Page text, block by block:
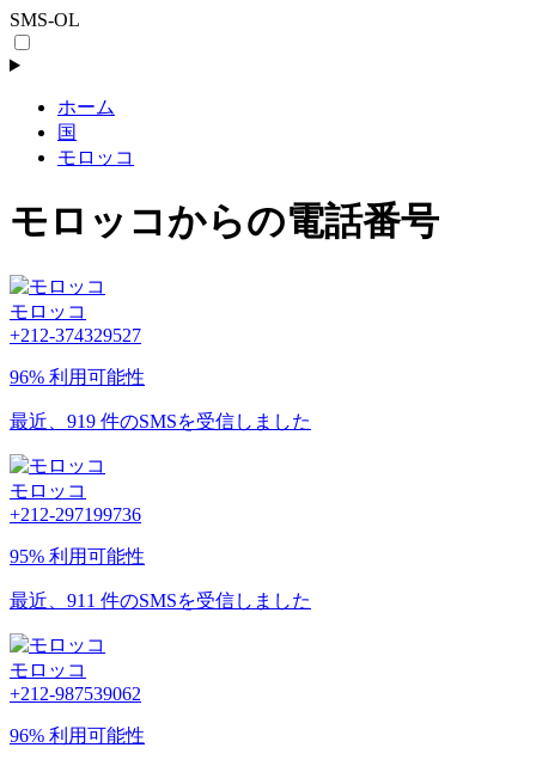
SMS-OL
ホーム
国
モロッコ
モロッコからの電話番号
モロッコ
+212-374329527
96% 利用可能性
最近、919 件のSMSを受信しました
モロッコ
+212-297199736
95% 利用可能性
最近、911 件のSMSを受信しました
モロッコ
+212-987539062
96% 利用可能性